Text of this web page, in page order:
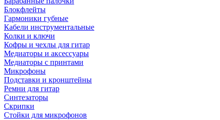
Блокфлейты
Гармоники губные
Кабели инструментальные
Колки и ключи
Кофры и чехлы для гитар
Медиаторы и аксессуары
Медиаторы с принтами
Микрофоны
Подставки и кронштейны
Ремни для гитар
Синтезаторы
Скрипки
Стойки для микрофонов